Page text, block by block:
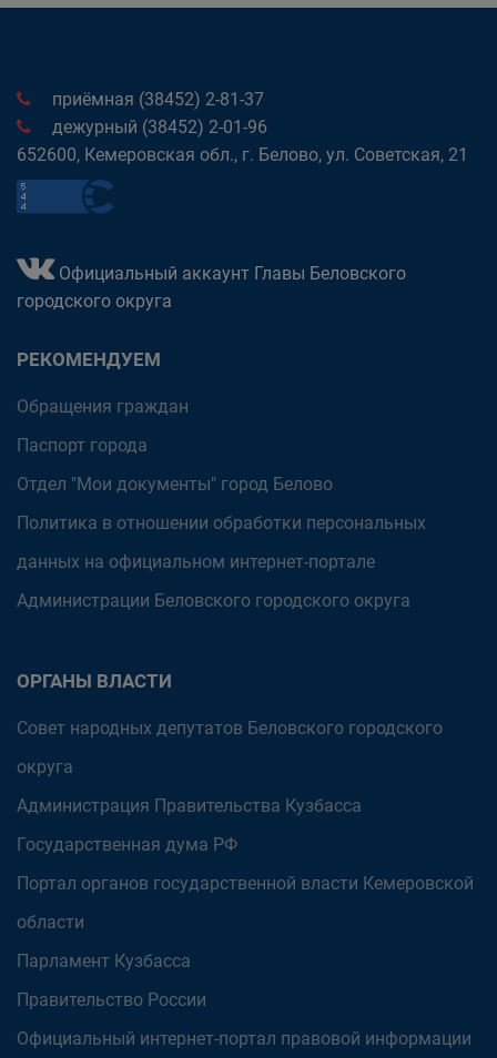
приёмная (38452) 2-81-37
дежурный (38452) 2-01-96
652600, Кемеровская обл., г. Белово, ул. Советская, 21
Официальный аккаунт Главы Беловского
городского округа
РЕКОМЕНДУЕМ
Обращения граждан
Паспорт города
Отдел "Мои документы" город Белово
Политика в отношении обработки персональных
данных на официальном интернет-портале
Администрации Беловского городского округа
ОРГАНЫ ВЛАСТИ
Совет народных депутатов Беловского городского
округа
Администрация Правительства Кузбасса
Государственная дума РФ
Портал органов государственной власти Кемеровской
области
Парламент Кузбасса
Правительство России
Официальный интернет-портал правовой информации